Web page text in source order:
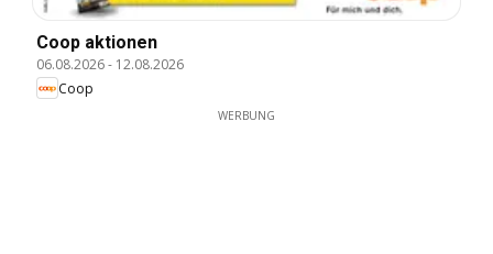
Coop aktionen
06.08.2026- 12.08.2026
Coop
WERBUNG